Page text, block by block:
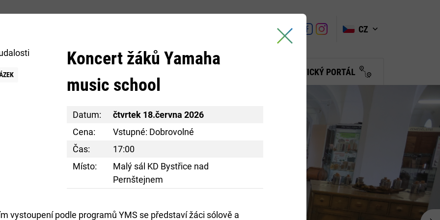
ÚŘAD TURISTICKÝ PORTÁL
Turistické
informační
LinkLinkLink
CZ
Koncert žáků Yamaha
music school
Datum:
čtvrtek 18.června 2026
Cena:
Vstupné: Dobrovolné
Čas:
17:00
Místo:
Malý sál KD Bystřice nad
Pernštejnem
vystoupení podle programů YMS se představí žáci sólově a